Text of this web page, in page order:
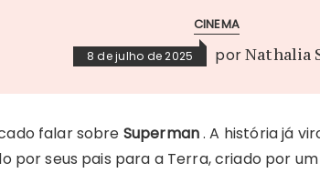
CINEMA
8 de julho de 2025 porNathalia
falar sobre Superman. A história já
por seus pais para a Terra, criado por